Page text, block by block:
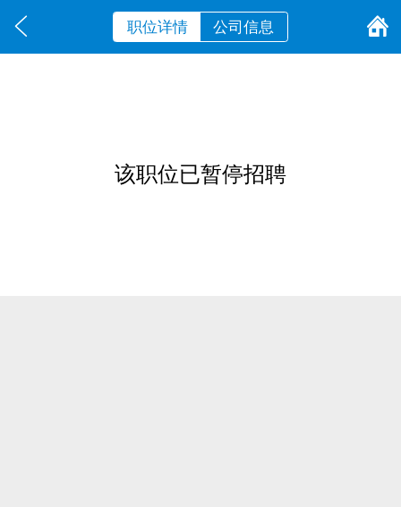
职位详情 公司信息
该职位已暂停招聘